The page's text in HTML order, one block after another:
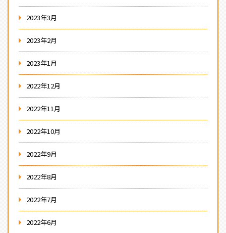
2023年3月
2023年2月
2023年1月
2022年12月
2022年11月
2022年10月
2022年9月
2022年8月
2022年7月
2022年6月